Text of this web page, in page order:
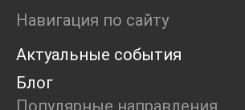
Ярмарка
Open call
Экскурсия
Дискуссия
Навигация по сайту
Актуальные события
Блог
Популярные направления